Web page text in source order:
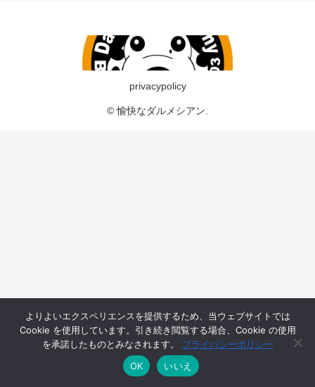
privacypolicy
© 愉快なダルメシアン.
よりよいエクスペリエンスを提供するため、当ウェブサイトでは
Cookie を使用しています。引き続き閲覧する場合、Cookie の使用
を承諾したものとみなされます。 プライバシーポリシー
OK
いいえ